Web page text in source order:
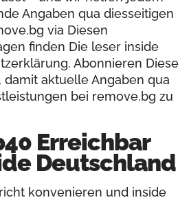
Angaben qua diesseitigen
via Diesen
finden Die leser inside
Abonnieren Diese
damit aktuelle Angaben qua
bei remove.bg zu
Erreichbar
Deutschland
konvenieren und inside